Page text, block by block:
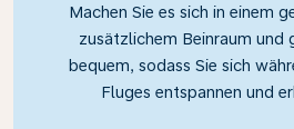
Machen Sie es sich in einem
zusätzlichem Beinraum und
bequem, sodass Sie sich
Fluges entspannen und